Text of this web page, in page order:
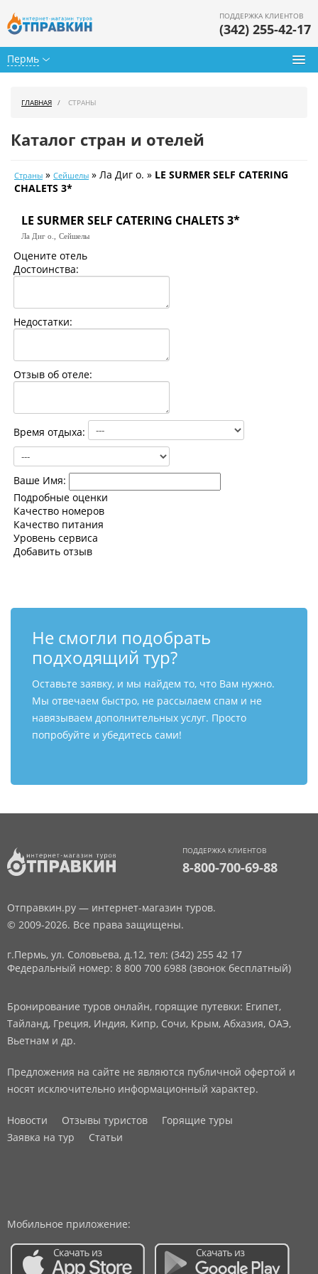
Пермь
ПОДДЕРЖКА КЛИЕНТОВ
(342) 255-42-17
Календарь туров
Страны
Как купить
Контакты
ГЛАВНАЯ СТРАНЫ
Каталог стран и отелей
Страны » Сейшелы » Ла Диг о. » LE SURMER SELF CATERING
CHALETS 3*
LE SURMER SELF CATERING CHALETS 3*
Ла Диг о., Сейшелы
Оцените отель
Достоинства:
Недостатки:
Отзыв об отеле:
Время отдыха:
Ваше Имя:
Подробные оценки
Качество номеров
Качество питания
Уровень сервиса
Добавить отзыв
Не смогли подобрать
подходящий тур?
Оставьте заявку, и мы найдем то, что Вам нужно.
Мы отвечаем быстро, не рассылаем спам и не
навязываем дополнительных услуг. Просто
попробуйте и убедитесь сами!
ПОДДЕРЖКА КЛИЕНТОВ
8-800-700-69-88
Отправкин.ру — интернет-магазин туров.
© 2009-2026. Все права защищены.
г.Пермь, ул. Соловьева, д.12, тел: (342) 255 42 17
Федеральный номер: 8 800 700 6988 (звонок бесплатный)
Бронирование туров онлайн, горящие путевки: Египет,
Тайланд, Греция, Индия, Кипр, Сочи, Крым, Абхазия, ОАЭ,
Вьетнам и др.
Предложения на сайте не являются публичной офертой и
носят исключительно информационный характер.
Новости Отзывы туристов
Горящие туры
Заявка на тур
Статьи
Мобильное приложение: